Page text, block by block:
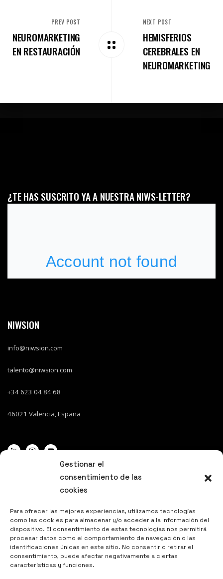
Gestionar el
consentimiento de las
cookies
Para ofrecer las mejores experiencias, utilizamos tecnologías
como las cookies para almacenar y/o acceder a la información del
dispositivo. El consentimiento de estas tecnologías nos permitirá
procesar datos como el comportamiento de navegación o las
identificaciones únicas en este sitio. No consentir o retirar el
consentimiento, puede afectar negativamente a ciertas
características y funciones.
PREV POST
NEUROMARKETING
EN RESTAURACIÓN
NEXT POST
HEMISFERIOS
CEREBRALES EN
NEUROMARKETING
¿TE HAS SUSCRITO YA A NUESTRA NIWS-LETTER?
NIWSION
info@niwsion.com
talento@niwsion.com
+34 623 04 84 68
46021 Valencia, España
Politica de privacidad y aviso legal
Política de cookies